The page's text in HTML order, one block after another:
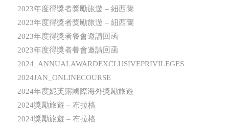
2023年度得獎者獎勵旅遊 – 紐西蘭
2023年度得獎者獎勵旅遊 – 紐西蘭
2023年度得獎者餐會邀請回函
2023年度得獎者餐會邀請回函
2024_ANNUALAWARDEXCLUSIVEPRIVILEGES
2024JAN_ONLINECOURSE
2024年度妮芙露國際海外獎勵旅遊
2024獎勵旅遊 – 布拉格
2024獎勵旅遊 – 布拉格